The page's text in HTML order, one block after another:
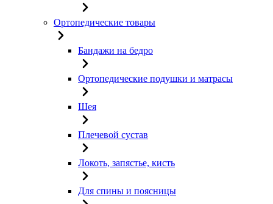
Ортопедические товары
Бандажи на бедро
Ортопедические подушки и матрасы
Шея
Плечевой сустав
Локоть, запястье, кисть
Для спины и поясницы